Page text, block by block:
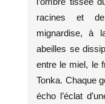
racines et de
mignardise, à
abeilles se
entre le miel, le
Tonka. Chaque
écho l’éclat